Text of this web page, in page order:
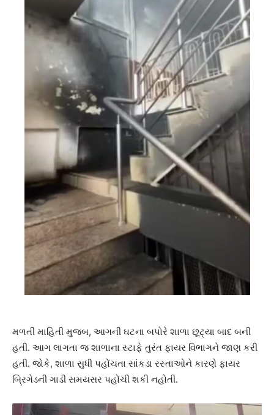
મળતી માહિતી મુજબ, આગની ઘટના બપોરે શાળા છૂટ્યા બાદ બની
હતી. આગ લાગતા જ શાળાના સ્ટાફે તુરંત ફાયર વિભાગને જાણ કરી
હતી. જોકે, શાળા સુધી પહોંચતા સાંકડા રસ્તાઓને કારણે ફાયર
બ્રિગેડની ગાડી સમયસર પહોંચી શકી નહોતી.